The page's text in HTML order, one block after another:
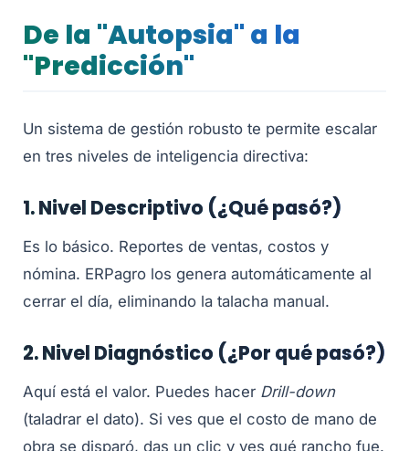
De la "Autopsia" a la
"Predicción"
Un sistema de gestión robusto te permite escalar
en tres niveles de inteligencia directiva:
1. Nivel Descriptivo (¿Qué pasó?)
Es lo básico. Reportes de ventas, costos y
nómina. ERPagro los genera automáticamente al
cerrar el día, eliminando la talacha manual.
2. Nivel Diagnóstico (¿Por qué pasó?)
Aquí está el valor. Puedes hacer Drill-down
(taladrar el dato). Si ves que el costo de mano de
obra se disparó, das un clic y ves qué rancho fue.